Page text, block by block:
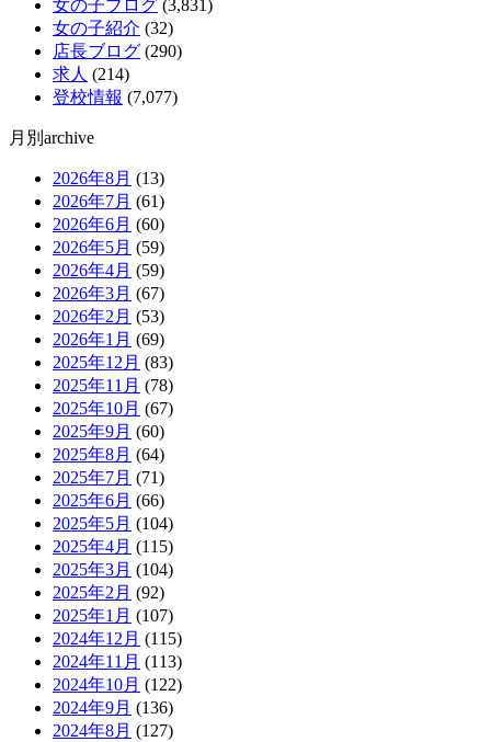
女の子ブログ (3,831)
女の子紹介 (32)
店長ブログ (290)
求人 (214)
登校情報 (7,077)
月別archive
2026年8月 (13)
2026年7月 (61)
2026年6月 (60)
2026年5月 (59)
2026年4月 (59)
2026年3月 (67)
2026年2月 (53)
2026年1月 (69)
2025年12月 (83)
2025年11月 (78)
2025年10月 (67)
2025年9月 (60)
2025年8月 (64)
2025年7月 (71)
2025年6月 (66)
2025年5月 (104)
2025年4月 (115)
2025年3月 (104)
2025年2月 (92)
2025年1月 (107)
2024年12月 (115)
2024年11月 (113)
2024年10月 (122)
2024年9月 (136)
2024年8月 (127)